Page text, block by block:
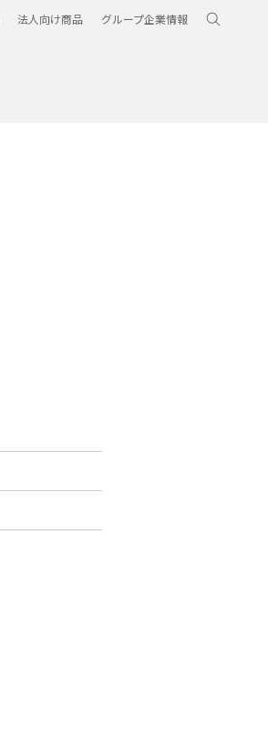
法人向け商品 グループ企業情報